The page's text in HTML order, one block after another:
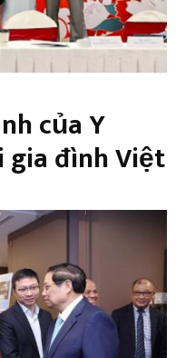
của Y
gia đình Việt